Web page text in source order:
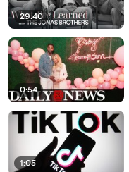
29:40
0:54
1:05